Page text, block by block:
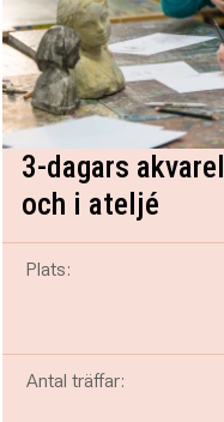
3-dagars
och i ateljé
Plats:
Antal träffar: